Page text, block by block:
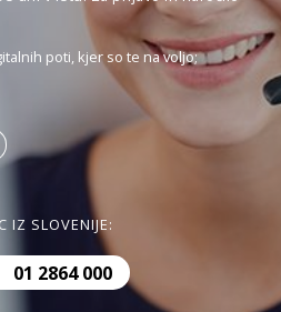
poti, kjer so te na voljo;
IZ SLOVENIJE:
01 2864 000